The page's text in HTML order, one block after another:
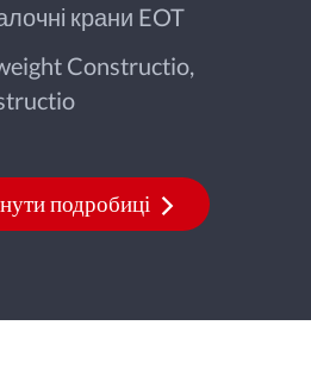
крани EOT
Constructio,
подробиці